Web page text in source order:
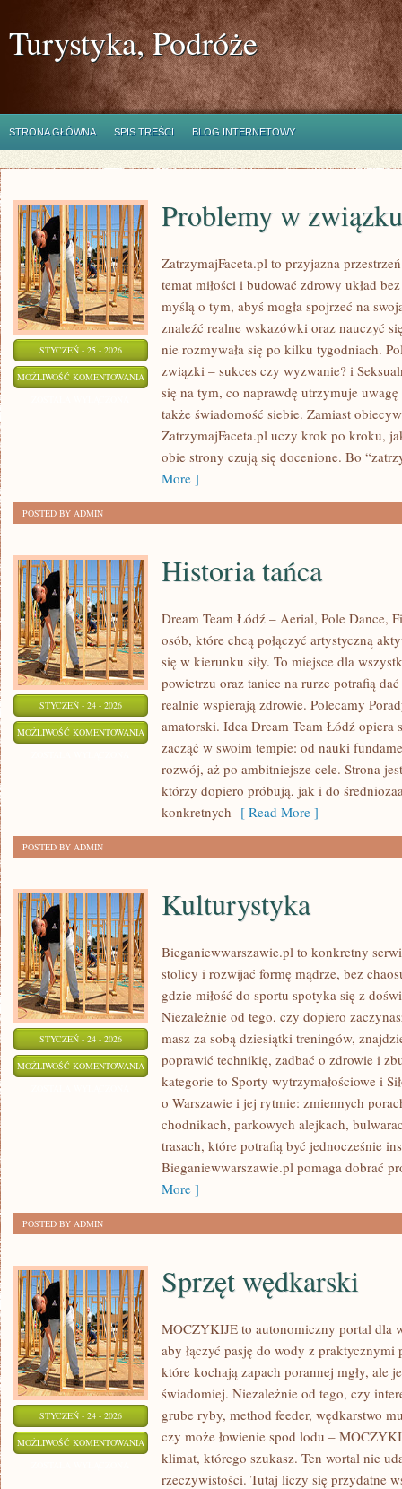
Turystyka, Podróże
STRONA GŁÓWNA SPIS TREŚCI BLOG INTERNETOWY
STYCZEŃ - 25 - 2026
MOŻLIWOŚĆ KOMENTOWANIA PROBLEMY
ZWIĄZKU
Problemy w związku
ZatrzymajFaceta.pl to przyjazna
temat miłości i budować zdrowy układ
myślą o tym, abyś mogła spojrzeć na
znaleźć realne wskazówki oraz nauczyć
nie rozmywała się po kilku tygodniach.
związki – sukces czy wyzwanie? i
się na tym, co naprawdę utrzymuje
także świadomość siebie. Zamiast
ZatrzymajFaceta.pl uczy krok po kroku,
obie strony czują się docenione. Bo
More ]
POSTED BY ADMIN
STYCZEŃ - 24 - 2026
MOŻLIWOŚĆ KOMENTOWANIA HISTORIA
TAŃCA
Historia tańca
Dream Team Łódź – Aerial, Pole Dance,
osób, które chcą połączyć artystyczną
się w kierunku siły. To miejsce dla
powietrzu oraz taniec na rurze potrafią
realnie wspierają zdrowie. Polecamy
amatorski. Idea Dream Team Łódź opiera
zacząć w swoim tempie: od nauki
rozwój, aż po ambitniejsze cele. Strona
którzy dopiero próbują, jak i do
konkretnych [ Read More ]
POSTED BY ADMIN
STYCZEŃ - 24 - 2026
MOŻLIWOŚĆ KOMENTOWANIA KULTURYSTYKA
Kulturystyka
Bieganiewwarszawie.pl to konkretny
stolicy i rozwijać formę mądrze, bez
gdzie miłość do sportu spotyka się z
Niezależnie od tego, czy dopiero
masz za sobą dziesiątki treningów,
poprawić technikię, zadbać o zdrowie i
kategorie to Sporty wytrzymałościowe i
o Warszawie i jej rytmie: zmiennych
chodnikach, parkowych alejkach,
trasach, które potrafią być jednocześnie
Bieganiewwarszawie.pl pomaga dobrać
More ]
POSTED BY ADMIN
STYCZEŃ - 24 - 2026
MOŻLIWOŚĆ KOMENTOWANIA SPRZĘT
WĘDKARSKI
Sprzęt wędkarski
MOCZYKIJE to autonomiczny portal dla
aby łączyć pasję do wody z
które kochają zapach porannej mgły, ale
świadomiej. Niezależnie od tego, czy
grube ryby, method feeder, wędkarstwo
czy może łowienie spod lodu –
klimat, którego szukasz. Ten wortal nie
rzeczywistości. Tutaj liczy się przydatne